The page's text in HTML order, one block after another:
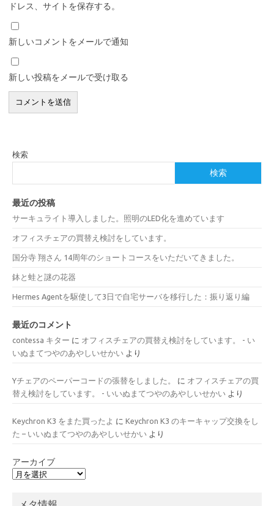
ドレス、サイトを保存する。
新しいコメントをメールで通知
新しい投稿をメールで受け取る
検索
検索
最近の投稿
サーキュライト導入しました。照明のLED化を進めています
オフィスチェアの買替え検討をしています。
国分寺 翔さん 14周年のショートコースをいただいてきました。
鉢と蛙と謎の花器
Hermes Agentを駆使して3日で自宅サーバを移行した：振り返り編
最近のコメント
contessa キター に オフィスチェアの買替え検討をしています。 - い
いぬまてつやのあやしいせかい より
Yチェアのペーパーコードの張替をしました。 に オフィスチェアの買
替え検討をしています。 - いいぬまてつやのあやしいせかい より
Keychron K3 をまた買ったよ に Keychron K3 のキーキャップ交換をし
た – いいぬまてつやのあやしいせかい より
アーカイブ